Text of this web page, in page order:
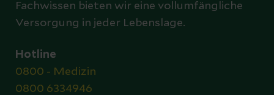
Fachwissen bieten wir eine vollumfängliche
Versorgung in jeder Lebenslage.
Hotline
0800 - Medizin
0800 6334946